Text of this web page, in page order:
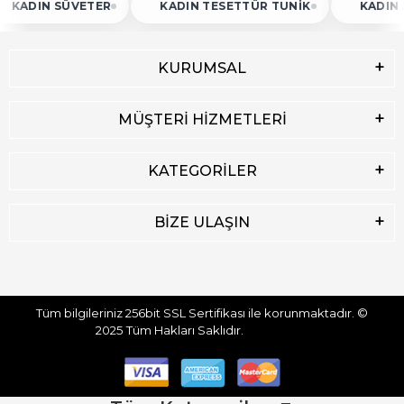
SÜVETER KADIN TESETTÜR TUNIK KADIN ATLET
KURUMSAL
MÜŞTERİ HİZMETLERİ
KATEGORİLER
BİZE ULAŞIN
Tüm bilgileriniz 256bit SSL Sertifikası ile korunmaktadır. ©
2025Tüm Hakları Saklıdır.